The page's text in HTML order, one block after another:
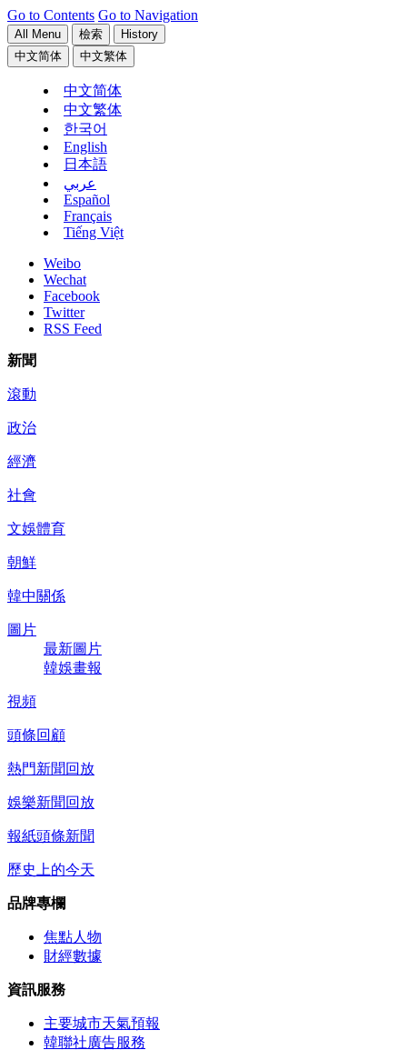
Go to Contents Go to Navigation
All Menu 檢索
History
中文简体
中文繁体
中文简体
中文繁体
한국어
English
日本語
عربي
Español
Français
Tiếng Việt
Weibo
Wechat
Facebook
Twitter
RSS Feed
新聞
滾動
政治
經濟
社會
文娛體育
朝鮮
韓中關係
圖片
最新圖片
韓娛畫報
視頻
頭條回顧
熱門新聞回放
娛樂新聞回放
報紙頭條新聞
歷史上的今天
品牌專欄
焦點人物
財經數據
資訊服務
主要城市天氣預報
韓聯社廣告服務